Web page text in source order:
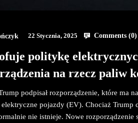
22 Stycznia, 2025 Comments (0)
politykę
na rzecz paliw
podpisał rozporządzenie, które ma
pojazdy (EV). Chociaż Trump
nie istnieje. Nowe rozporządzenie